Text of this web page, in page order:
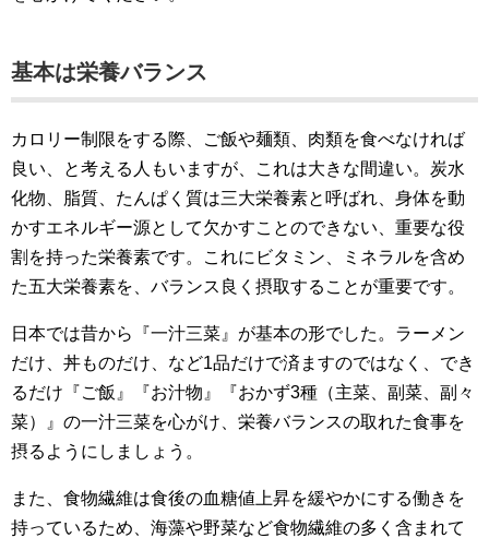
基本は栄養バランス
カロリー制限をする際、ご飯や麺類、肉類を食べなければ
良い、と考える人もいますが、これは大きな間違い。炭水
化物、脂質、たんぱく質は三大栄養素と呼ばれ、身体を動
かすエネルギー源として欠かすことのできない、重要な役
割を持った栄養素です。これにビタミン、ミネラルを含め
た五大栄養素を、バランス良く摂取することが重要です。
日本では昔から『一汁三菜』が基本の形でした。ラーメン
だけ、丼ものだけ、など1品だけで済ますのではなく、でき
るだけ『ご飯』『お汁物』『おかず3種（主菜、副菜、副々
菜）』の一汁三菜を心がけ、栄養バランスの取れた食事を
摂るようにしましょう。
また、食物繊維は食後の血糖値上昇を緩やかにする働きを
持っているため、海藻や野菜など食物繊維の多く含まれて